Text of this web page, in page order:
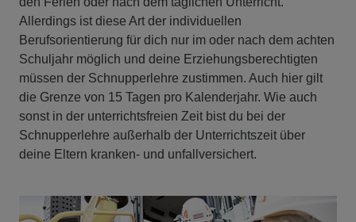
Allerdings ist diese Art der individuellen
Berufsorientierung für dich nur im oder nach dem achten
Schuljahr möglich und deine Erziehungsberechtigten
müssen der Schnupperlehre zustimmen. Auch hier gilt
die Grenze von 15 Tagen pro Kalenderjahr. Wie auch
sonst in der unterrichtsfreien Zeit bist du bei der
Schnupperlehre außerhalb der Unterrichtszeit über
deine Eltern kranken- und unfallversichert.